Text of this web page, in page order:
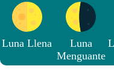
Luna Llena
Luna
Menguante